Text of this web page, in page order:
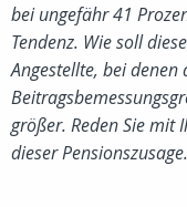
bei ungefähr 41
Tendenz. Wie soll
Angestellte, bei
größer. Reden Sie mit
dieser